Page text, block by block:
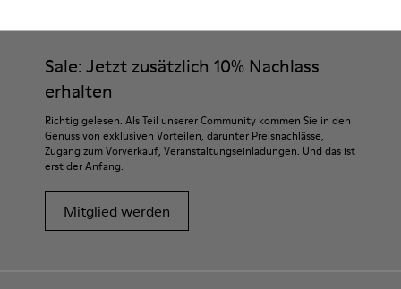
Sale: Jetzt zusätzlich 10% Nachlass
erhalten
Richtig gelesen. Als Teil unserer Community kommen Sie in den
Genuss von exklusiven Vorteilen, darunter Preisnachlässe,
Zugang zum Vorverkauf, Veranstaltungseinladungen. Und das ist
erst der Anfang.
Mitglied werden